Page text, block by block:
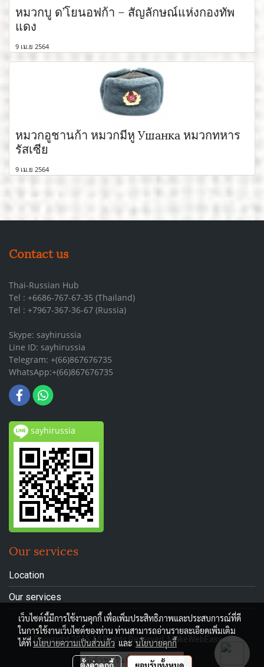
หมวกบู ด’โยนอฟก้า – สัญลักษณ์แห่งกองทัพ
แดง
9 เม.ย 2564
หมวกอูชานก้า หมวกมีหู Ушанка หมวกทหาร
รัสเซีย
9 เม.ย 2564
Contact us
Thai-Russian Hub
Tel : +6686-767-67-35 (Thailand)
Tel : +7967-367-36-67 (Russia)
Skype: sayhirussia
Line ID: sayhirussia
Telegram: +(66)867676735
WhatsApp:+(66)867676735
sayhirussia
Our services
Location
Our services
© Copyright 2015 All Rights Reserved. MakeWebEasy.com
ผู้เข้าชมวันนี้ 128
เว็บไซต์นี้มีการใช้งานคุกกี้ เพื่อเพิ่มประสิทธิภาพและประสบการณ์ที่ดี
ในการใช้งานเว็บไซต์ของท่าน ท่านสามารถอ่านรายละเอียดเพิ่มเติม
ได้ที่นโยบายความเป็นส่วนตัวและนโยบายคุกกี้